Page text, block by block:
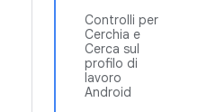
Controlli per
Cerchia e
Cerca sul
profilo di
lavoro
Android